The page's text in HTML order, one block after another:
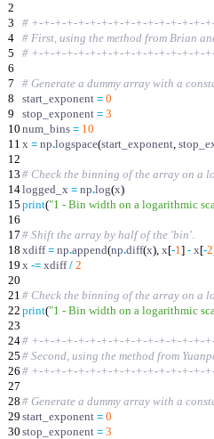
2
3
# +-+-+-+-+-+-+-+-+-+-+-+-+-+-+-
4
# First, using the method from Brian
5
# +-+-+-+-+-+-+-+-+-+-+-+-+-+-+-
6
7
# Generate a dummy array with a
8
start_exponent = 0
9
stop_exponent = 3
10 num_bins = 10
11 x = np.logspace(start_exponent,
12
13 # Check the binning of the array on a
14logged_x = np.log(x)
15 print("1 - Bin width on a logarithmic
16
17 # Shift the array by half of the 'bin'.
18 xdiff = np.append(np.diff(x), x[-1] - x[-2
19 x -= xdiff / 2
20
21 # Check the binning of the array on a
22 print("1 - Bin width on a logarithmic
23
24# +-+-+-+-+-+-+-+-+-+-+-+-+-+-+-
25 # Second, using the method from
26 # +-+-+-+-+-+-+-+-+-+-+-+-+-+-+-
27
28 # Generate a dummy array with a
29 start_exponent = 0
30 stop_exponent = 3